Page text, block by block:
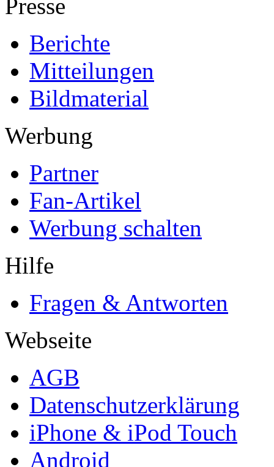
Presse
Berichte
Mitteilungen
Bildmaterial
Werbung
Partner
Fan-Artikel
Werbung schalten
Hilfe
Fragen & Antworten
Webseite
AGB
Datenschutzerklärung
iPhone & iPod Touch
Android